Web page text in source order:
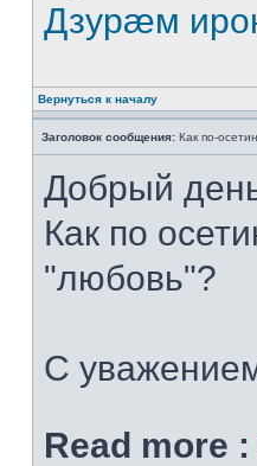
Дзурæм
Вернуться к началу
Заголовок сообщения: Как по-
Добрый
Как по
"любовь"?
С
Read more :